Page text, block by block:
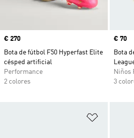
Precio
€ 270
Bota de fútbol F50 Hyperfast Elite
césped artificial
Performance
2 colores
Precio
€ 70
Bota
Niños
3